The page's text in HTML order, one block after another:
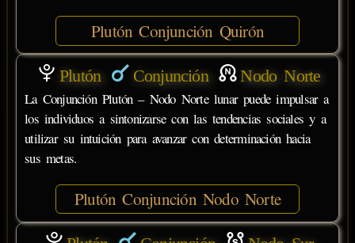
Plutón Conjunción Quirón
Plutón Conjunción Nodo Norte
La Conjunción Plutón – Nodo Norte lunar puede impulsar a
los individuos a sintonizarse con las tendencias sociales y a
utilizar su intuición para avanzar con determinación hacia
sus metas.
Plutón Conjunción Nodo Norte